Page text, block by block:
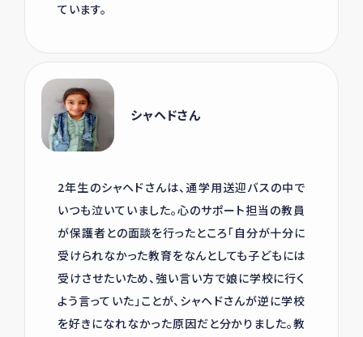
ています。
シャヘドさん
2年生のシャヘドさんは、通学用送迎バスの中で
いつも泣いていました。心のサポート担当の教員
が保護者との面談を行ったところ「自分が十分に
受けられなかった教育をなんとしても子どもには
受けさせたいため、強い言い方で娘に学校に行く
よう言っていた」ことが、シャヘドさんが逆に学校
を好きになれなかった原因だと分かりました。教